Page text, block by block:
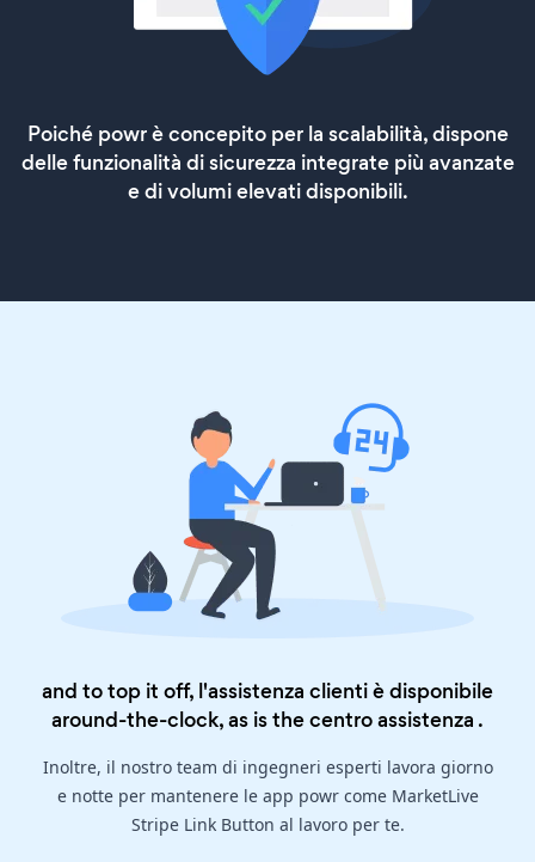
Poiché powr è concepito per la scalabilità, dispone
delle funzionalità di sicurezza integrate più avanzate
e di volumi elevati disponibili.
and to top it off, l'assistenza clienti è disponibile
around-the-clock, as is thecentro assistenza .
Inoltre, il nostro team di ingegneri esperti lavora giorno
e notte per mantenere le app powr come MarketLive
Stripe Link Button al lavoro per te.